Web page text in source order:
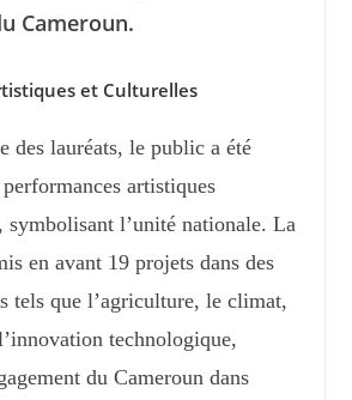
Cameroun.
et Culturelles
des lauréats, le public a été
artistiques
symbolisant l’unité nationale. La
en avant 19 projets dans des
tels que l’agriculture, le climat,
technologique,
du Cameroun dans